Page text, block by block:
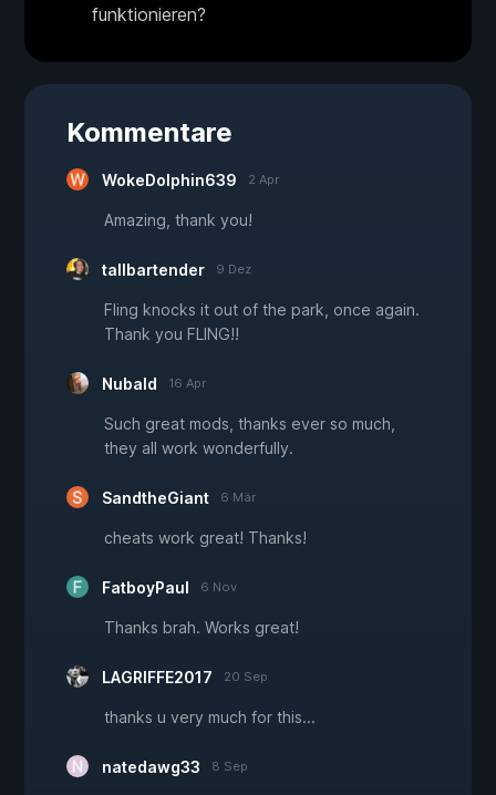
funktionieren?
Kommentare
WokeDolphin639 2 Apr
Amazing, thank you!
tallbartender 9 Dez
Fling knocks it out of the park, once again.
Thank you FLING!!
Nubald 16 Apr
Such great mods, thanks ever so much,
they all work wonderfully.
SandtheGiant 6 Mär
cheats work great! Thanks!
FatboyPaul 6 Nov
Thanks brah. Works great!
LAGRIFFE2017 20 Sep
thanks u very much for this...
natedawg33 8 Sep